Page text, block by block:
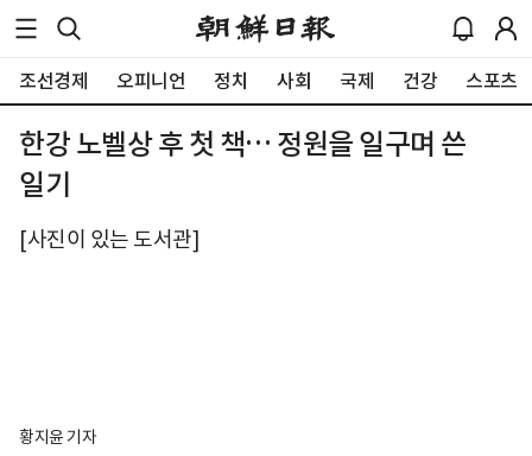
조선경제 오피니언 정치 사회 국제 건강 스포츠
한강 노벨상 후 첫 책… 정원을 일구며 쓴
일기
[사진이 있는 도서관]
황지윤 기자